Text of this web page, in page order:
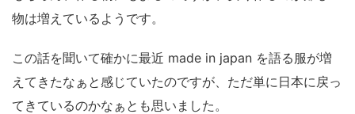
物は増えているようです。
この話を聞いて確かに最近 made in japan を語る服が増
えてきたなぁと感じていたのですが、ただ単に日本に戻っ
てきているのかなぁとも思いました。